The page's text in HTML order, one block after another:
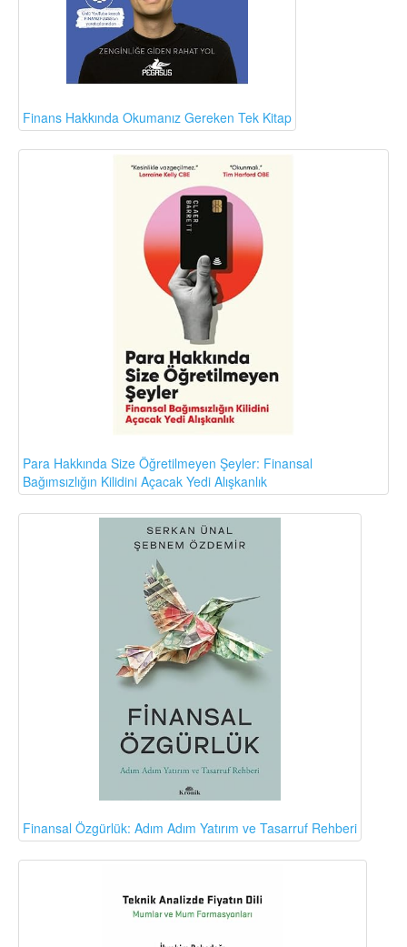
Finans Hakkında Okumanız Gereken Tek Kitap
Para Hakkında Size Öğretilmeyen Şeyler: Finansal
Bağımsızlığın Kilidini Açacak Yedi Alışkanlık
Finansal Özgürlük: Adım Adım Yatırım ve Tasarruf Rehberi